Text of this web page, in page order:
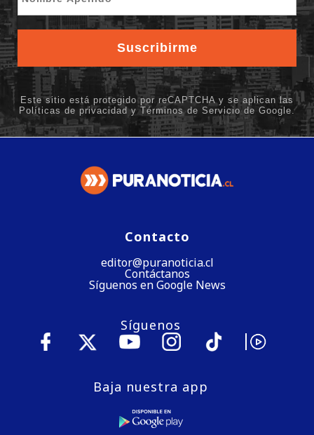
Contacto
editor@puranoticia.cl
Contáctanos
Síguenos en Google News
Síguenos
Baja nuestra app